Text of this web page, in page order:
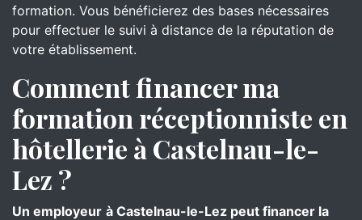
formation. Vous bénéficierez des bases nécessaires
pour effectuer le suivi à distance de la réputation de
votre établissement.
Comment financer ma
formation réceptionniste en
hôtellerie à Castelnau-le-
Lez ?
Un employeur à Castelnau-le-Lez peut financer la